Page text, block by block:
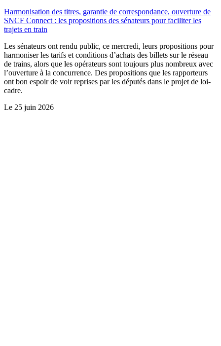
Harmonisation des titres, garantie de correspondance, ouverture de
SNCF Connect : les propositions des sénateurs pour faciliter les
trajets en train
Les sénateurs ont rendu public, ce mercredi, leurs propositions pour
harmoniser les tarifs et conditions d’achats des billets sur le réseau
de trains, alors que les opérateurs sont toujours plus nombreux avec
l’ouverture à la concurrence. Des propositions que les rapporteurs
ont bon espoir de voir reprises par les députés dans le projet de loi-
cadre.
Le 25 juin 2026